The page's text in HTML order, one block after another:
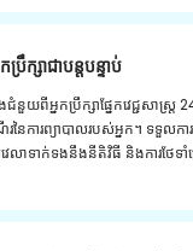
រឹក្សាជាបន្តបន្ទាប់
យពីអ្នកប្រឹក្សាផ្នែកវេជ្ជសាស្រ្ត
នៃការព្យាបាលរបស់អ្នក។ ទទួលក
េលាទាក់ទងនឹងនីតិវិធី និងការថែទាំ